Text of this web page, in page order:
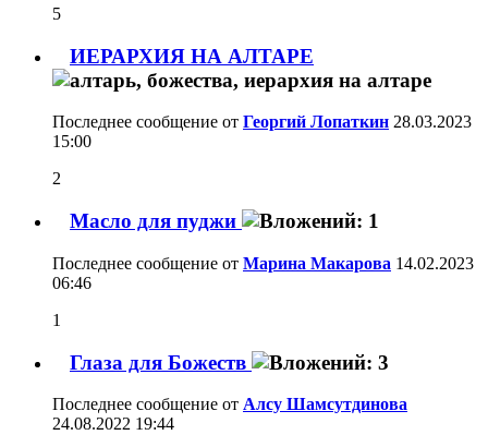
5
ИЕРАРХИЯ НА АЛТАРЕ
Последнее сообщение от Георгий Лопаткин 28.03.2023
15:00
2
Масло для пуджи
Последнее сообщение от Марина Макарова 14.02.2023
06:46
1
Глаза для Божеств
Последнее сообщение от Алсу Шамсутдинова
24.08.2022 19:44